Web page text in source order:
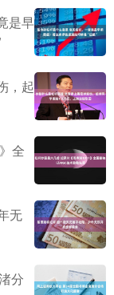
是早
，起
全
无
分